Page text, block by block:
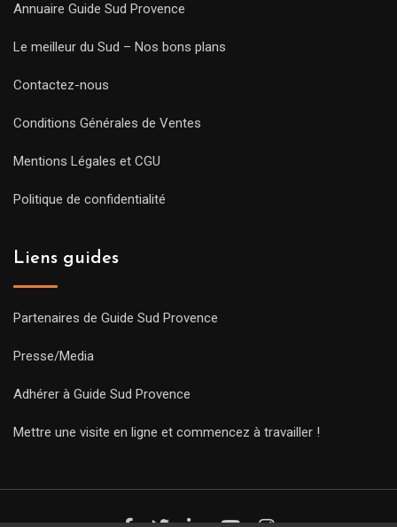
Annuaire Guide Sud Provence
Le meilleur du Sud – Nos bons plans
Contactez-nous
Conditions Générales de Ventes
Mentions Légales et CGU
Politique de confidentialité
Liens guides
Partenaires de Guide Sud Provence
Presse/Media
Adhérer à Guide Sud Provence
Mettre une visite en ligne et commencez à travailler !